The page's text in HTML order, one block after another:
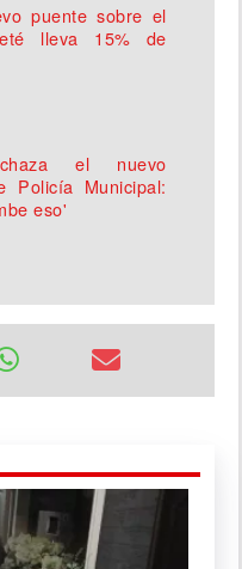
puente sobre el
lleva 15% de
el nuevo
Policía Municipal:
eso'